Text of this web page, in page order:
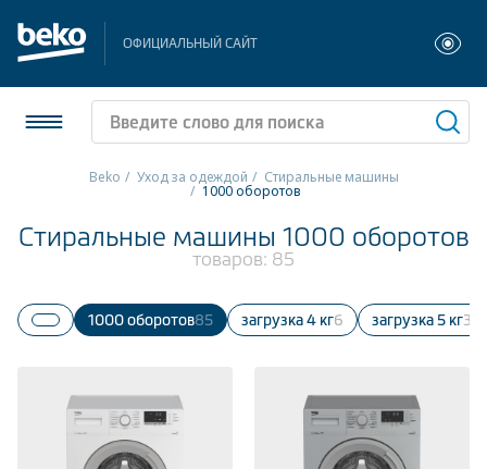
ОФИЦИАЛЬНЫЙ САЙТ
Стиральные и сушильные машины
Посудомоечные машины
Встраиваемая техника
Малая бытовая техника
Beko Уход за одеждой Стиральные машины
1000 оборотов
Стиральные машины 1000 оборотов
товаров: 85
1000 оборотов 85 Загрузка 4 кг6 Загрузка 5 кг